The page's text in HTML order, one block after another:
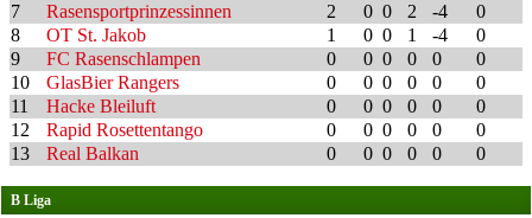
7
Rasensportprinzessinnen 2 0 0 2 -4
0
8
OT St. Jakob 1 0 0 1 -4
0
9
FC Rasenschlampen 0 0 0 0 0
0
10
GlasBier Rangers 0 0 0 0 0
0
11
Hacke Bleiluft 0 0 0 0 0
0
12
Rapid Rosettentango 0 0 0 0 0
0
13
Real Balkan 0 0 0 0 0 0
B Liga